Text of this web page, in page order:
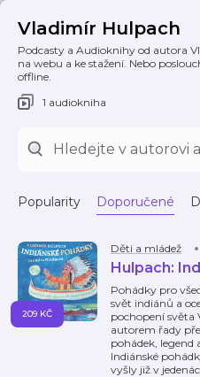
Vladimír Hulpach
Podcasty a Audioknihy od autora
na webu a ke stažení. Nebo
offline.
1 audiokniha
Popularity Doporučené
Děti a mládež
Hulpach:
Pohádky pro
svět indiánů a
pochopení světa
autorem řady
pohádek, legend
Indiánské
vyšly již v
209 KČ